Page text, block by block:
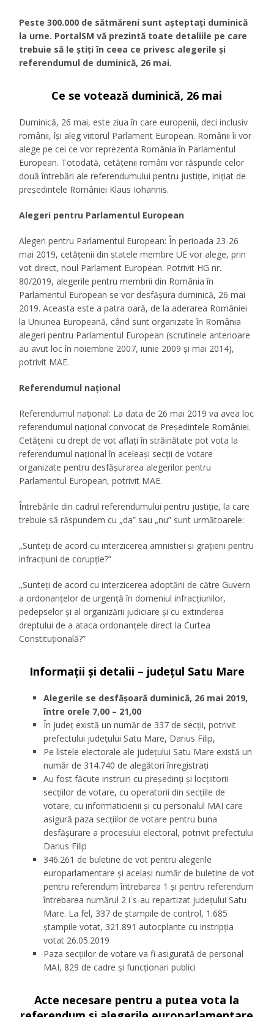
Peste 300.000 de sătmăreni sunt așteptați duminică
la urne. PortalSM vă prezintă toate detaliile pe care
trebuie să le știți în ceea ce privesc alegerile și
referendumul de duminică, 26 mai.
Ce se votează duminică, 26 mai
Duminică, 26 mai, este ziua în care europenii, deci inclusiv
românii, își aleg viitorul Parlament European. Românii îi vor
alege pe cei ce vor reprezenta România în Parlamentul
European. Totodată, cetățenii români vor răspunde celor
două întrebări ale referendumului pentru justiţie, inițiat de
președintele României Klaus Iohannis.
Alegeri pentru Parlamentul European
Alegeri pentru Parlamentul European: În perioada 23-26
mai 2019, cetățenii din statele membre UE vor alege, prin
vot direct, noul Parlament European. Potrivit HG nr.
80/2019, alegerile pentru membrii din România în
Parlamentul European se vor desfășura duminică, 26 mai
2019. Aceasta este a patra oară, de la aderarea României
la Uniunea Europeană, când sunt organizate în România
alegeri pentru Parlamentul European (scrutinele anterioare
au avut loc în noiembrie 2007, iunie 2009 și mai 2014),
potrivit MAE.
Referendumul național
Referendumul național: La data de 26 mai 2019 va avea loc
referendumul național convocat de Președintele României.
Cetățenii cu drept de vot aflați în străinătate pot vota la
referendumul național în aceleași secții de votare
organizate pentru desfășurarea alegerilor pentru
Parlamentul European, potrivit MAE.
Întrebările din cadrul referendumului pentru justiție, la care
trebuie să răspundem cu „da” sau „nu” sunt următoarele:
„Sunteţi de acord cu interzicerea amnistiei şi graţierii pentru
infracţiuni de corupţie?”
„Sunteţi de acord cu interzicerea adoptării de către Guvern
a ordonanţelor de urgenţă în domeniul infracţiunilor,
pedepselor şi al organizării judiciare şi cu extinderea
dreptului de a ataca ordonanţele direct la Curtea
Constituţională?”
Informații și detalii – județul Satu Mare
Alegerile se desfășoară duminică, 26 mai 2019,
între orele 7,00 – 21,00
În județ există un număr de 337 de secţii, potrivit
prefectului județului Satu Mare, Darius Filip,
Pe listele electorale ale judeţului Satu Mare există un
număr de 314.740 de alegători înregistraţi
Au fost făcute instruiri cu preşedinţi şi locţiitorii
secţiilor de votare, cu operatorii din secţiile de
votare, cu informaticienii şi cu personalul MAI care
asigură paza secţiilor de votare pentru buna
desfășurare a procesului electoral, potrivit prefectului
Darius Filip
346.261 de buletine de vot pentru alegerile
europarlamentare şi acelaşi număr de buletine de vot
pentru referendum întrebarea 1 şi pentru referendum
întrebarea numărul 2 i s-au repartizat județului Satu
Mare. La fel, 337 de ştampile de control, 1.685
ştampile votat, 321.891 autocplante cu instripţia
votat 26.05.2019
Paza secţiilor de votare va fi asigurată de personal
MAI, 829 de cadre şi funcţionari publici
Acte necesare pentru a putea vota la